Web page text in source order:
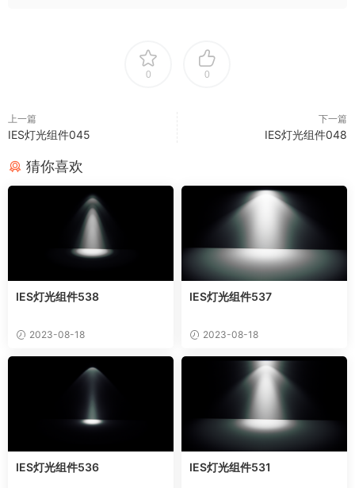
0 0
上一篇
IES灯光组件045
下一篇
IES灯光组件048
猜你喜欢
IES灯光组件538
2023-08-18
IES灯光组件537
2023-08-18
IES灯光组件536 IES灯光组件531